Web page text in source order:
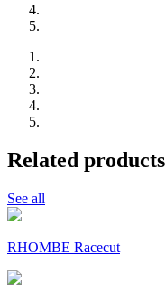
Related products
See all
RHOMBE Racecut